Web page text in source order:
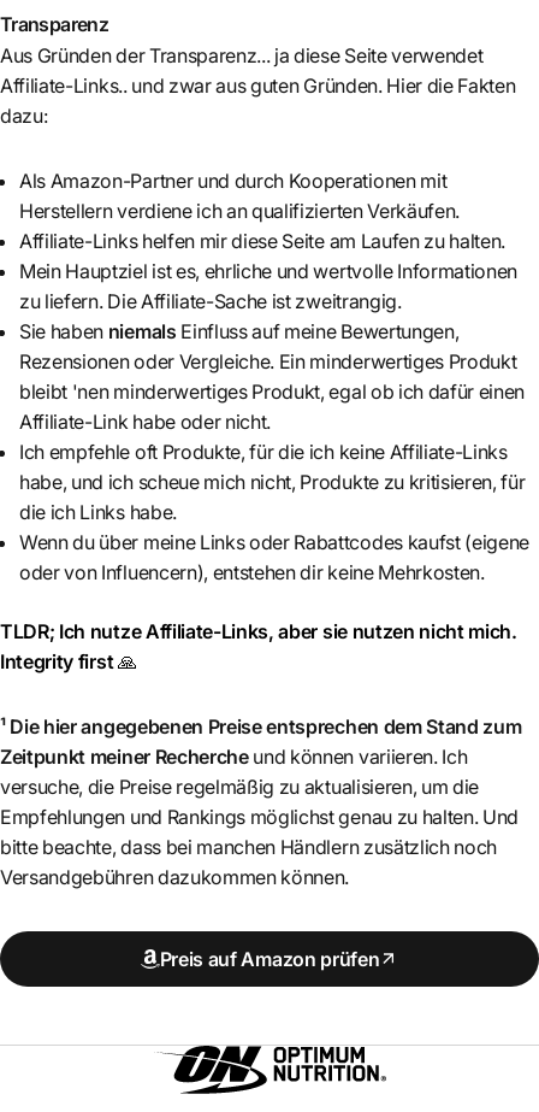
Transparenz
Aus Gründen der Transparenz... ja diese Seite verwendet
Affiliate-Links.. und zwar aus guten Gründen. Hier die Fakten
dazu:
Als Amazon-Partner und durch Kooperationen mit
Herstellern verdiene ich an qualifizierten Verkäufen.
Affiliate-Links helfen mir diese Seite am Laufen zu halten.
Mein Hauptziel ist es, ehrliche und wertvolle Informationen
zu liefern. Die Affiliate-Sache ist zweitrangig.
Sie haben niemals Einfluss auf meine Bewertungen,
Rezensionen oder Vergleiche. Ein minderwertiges Produkt
bleibt 'nen minderwertiges Produkt, egal ob ich dafür einen
Affiliate-Link habe oder nicht.
Ich empfehle oft Produkte, für die ich keine Affiliate-Links
habe, und ich scheue mich nicht, Produkte zu kritisieren, für
die ich Links habe.
Wenn du über meine Links oder Rabattcodes kaufst (eigene
oder von Influencern), entstehen dir keine Mehrkosten.
TLDR; Ich nutze Affiliate-Links, aber sie nutzen nicht mich.
Integrity first🙏
¹ Die hier angegebenen Preise entsprechen dem Stand zum
Zeitpunkt meiner Rechercheund können variieren. Ich
versuche, die Preise regelmäßig zu aktualisieren, um die
Empfehlungen und Rankings möglichst genau zu halten. Und
bitte beachte, dass bei manchen Händlern zusätzlich noch
Versandgebühren dazukommen können.
Preis auf Amazon prüfen